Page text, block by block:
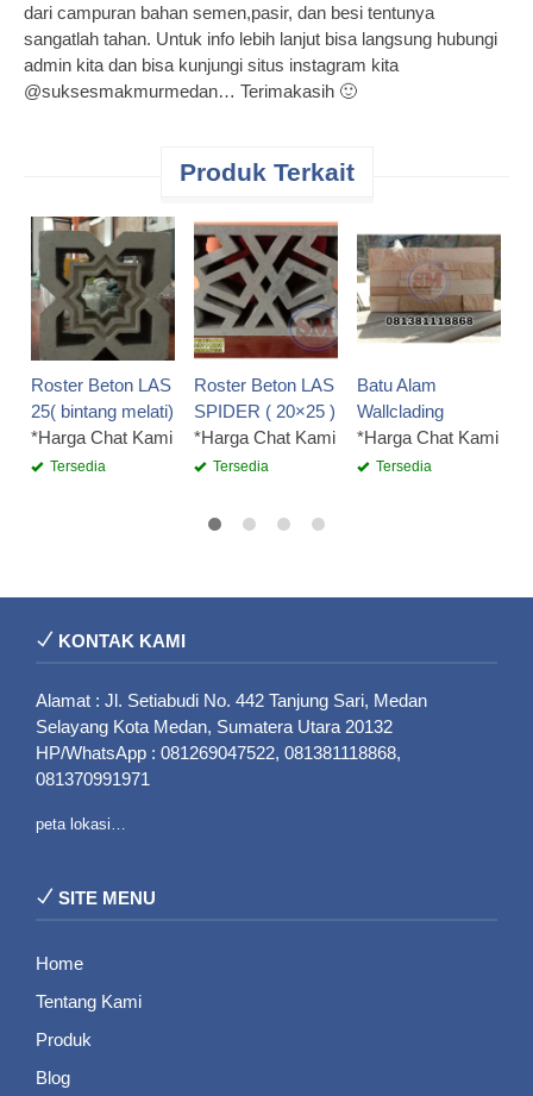
dari campuran bahan semen,pasir, dan besi tentunya
sangatlah tahan. Untuk info lebih lanjut bisa langsung hubungi
admin kita dan bisa kunjungi situs instagram kita
@suksesmakmurmedan… Terimakasih 🙂
Produk Terkait
Roster Beton LAS
25( bintang melati)
*Harga Chat Kami
Tersedia
Roster Beton LAS
SPIDER ( 20×25 )
*Harga Chat Kami
Tersedia
Batu Alam
Wallclading
*Harga Chat Kami
Tersedia
KONTAK KAMI
Alamat : Jl. Setiabudi No. 442 Tanjung Sari, Medan
Selayang Kota Medan, Sumatera Utara 20132
HP/WhatsApp : 081269047522, 081381118868,
081370991971
peta lokasi…
SITE MENU
Home
Tentang Kami
Produk
Blog